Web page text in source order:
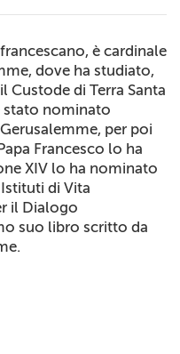
+
+
è cardinale
dove ha studiato,
Custode di Terra Santa
stato nominato
per poi
Francesco lo ha
XIV lo ha nominato
di Vita
il Dialogo
suo libro scritto da